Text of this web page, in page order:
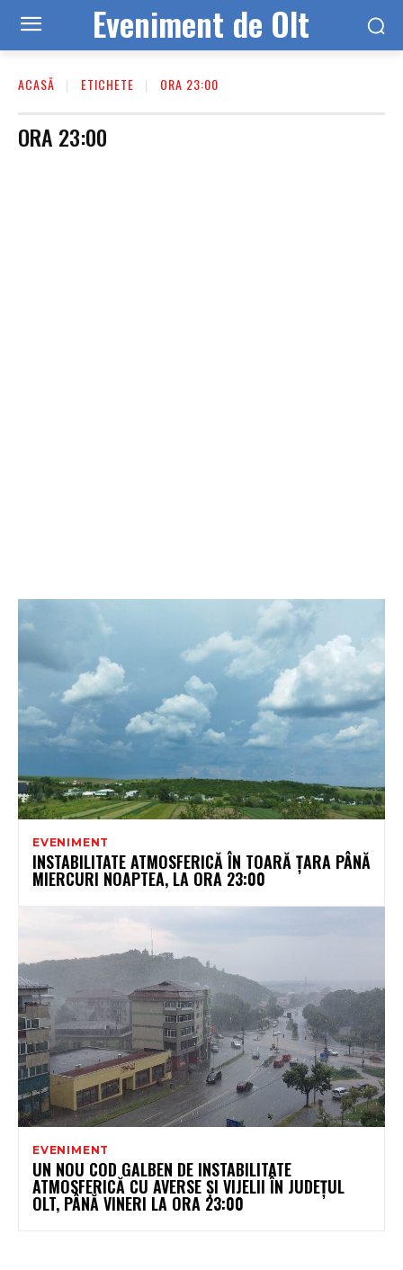
Eveniment de Olt
ACASĂ ETICHETE ORA 23:00
ORA 23:00
EVENIMENT
INSTABILITATE ATMOSFERICĂ ÎN TOARĂ ȚARA PÂNĂ
MIERCURI NOAPTEA, LA ORA 23:00
EVENIMENT
UN NOU COD GALBEN DE INSTABILITATE
ATMOSFERICĂ CU AVERSE ȘI VIJELII ÎN JUDEȚUL
OLT, PÂNĂ VINERI LA ORA 23:00